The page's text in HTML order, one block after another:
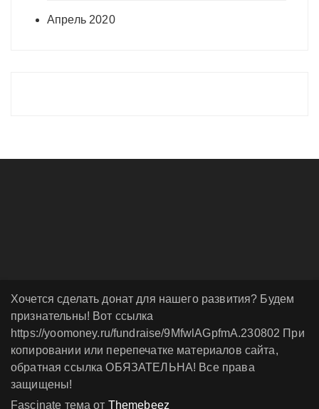
Апрель 2020
Хочется сделать донат для нашего развития? Будем
признательны! Вот ссылка
https://yoomoney.ru/fundraise/9MfwlAGpfmA.230802 При
копировании или перепечатке материалов сайта,
обратная ссылка ОБЯЗАТЕЛЬНА! Все права
защищены!
Fascinate тема от Themebeez